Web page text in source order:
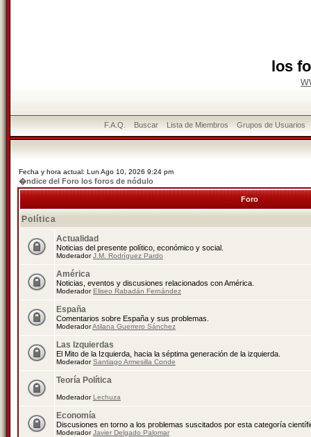
los
F.A.Q. Buscar Lista de Miembros Grupos de Usuarios
Fecha y hora actual: Lun Ago 10, 2026 9:24 pm
�ndice del Foro los foros de nódulo
Foro
Política
Actualidad
Noticias del presente político, económico y social.
ModeradorJ.M. Rodríguez Pardo
América
Noticias, eventos y discusiones relacionados con América.
ModeradorEliseo Rabadán Fernández
España
Comentarios sobre España y sus problemas.
ModeradorAtilana Guerrero Sánchez
Las Izquierdas
El Mito de la Izquierda, hacia la séptima generación de la izquierda.
ModeradorSantiago Armesilla Conde
Teoría Política
ModeradorLechuza
Economía
Discusiones en torno a los problemas suscitados por esta categoría
ModeradorJavier Delgado Palomar